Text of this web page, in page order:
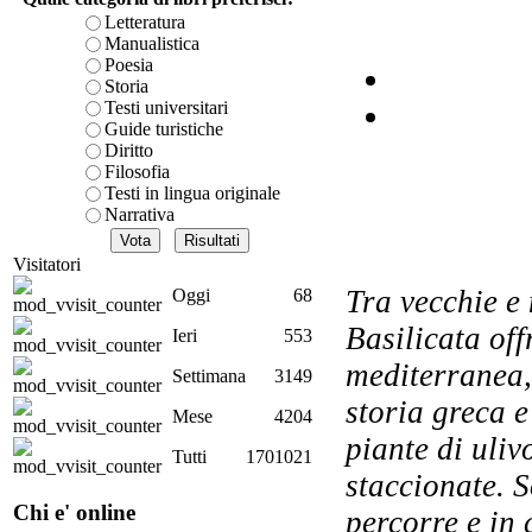
Letteratura
Manualistica
Poesia
Storia
Testi universitari
Guide turistiche
Diritto
Filosofia
Testi in lingua originale
Narrativa
Visitatori
Oggi
68
Ieri
553
Settimana
3149
Mese
4204
Tutti
1701021
Chi e' online
Tra vecchie
Basilicata
storia greca
piante di
staccionate.
percorre e in